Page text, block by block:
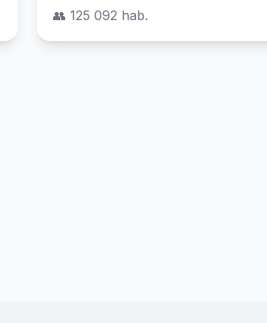
👥 125 092 hab.